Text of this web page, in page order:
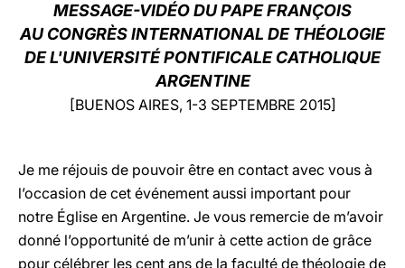
中文
LATINE
MESSAGE-VIDÉO DU PAPE FRANÇOIS
AU CONGRÈS INTERNATIONAL DE THÉOLOGIE
DE L'UNIVERSITÉ PONTIFICALE CATHOLIQUE
ARGENTINE
[BUENOS AIRES, 1-3 SEPTEMBRE 2015]
Je me réjouis de pouvoir être en contact avec vous à
l’occasion de cet événement aussi important pour
notre Église en Argentine. Je vous remercie de m’avoir
donné l’opportunité de m’unir à cette action de grâce
pour célébrer les cent ans de la faculté de théologie de